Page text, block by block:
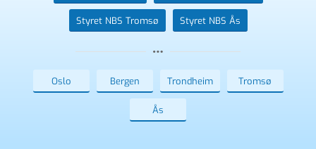
Styret NBS Tromsø Styret NBS Ås
Oslo Bergen Trondheim Tromsø
Ås